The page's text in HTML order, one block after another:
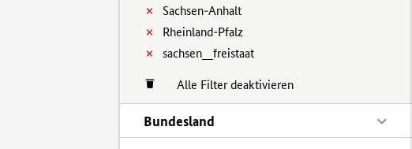
Sachsen-Anhalt
Rheinland-Pfalz
sachsen__freistaat
Alle Filter deaktivieren
Bundesland